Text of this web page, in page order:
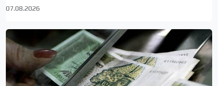
07.08.2026